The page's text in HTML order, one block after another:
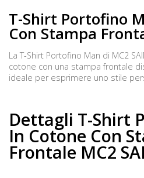
T-Shirt Portofino
Con Stampa
La T-Shirt Portofino Man di MC2
cotone con una stampa frontale
ideale per esprimere uno stile
Dettagli T-Shirt
In Cotone Con
Frontale MC2